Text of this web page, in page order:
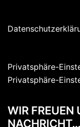
Privatsphäre-
Privatsphäre-
WIR FREUEN
NACHRICHT…